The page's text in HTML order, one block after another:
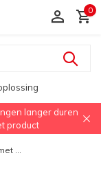
0
langer duren
product
...